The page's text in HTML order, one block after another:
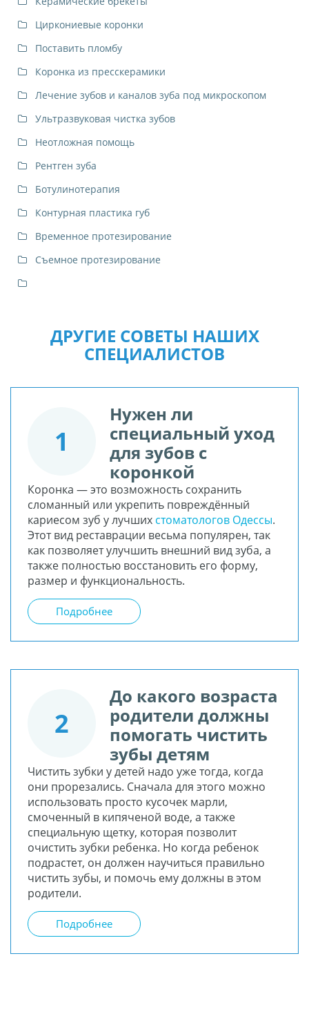
Циркониевые коронки
Поставить пломбу
Коронка из пресскерамики
Лечение зубов и каналов зуба под микроскопом
Ультразвуковая чистка зубов
Неотложная помощь
Рентген зуба
Ботулинотерапия
Контурная пластика губ
Временное протезирование
Съемное протезирование
ДРУГИЕ СОВЕТЫ НАШИХ
СПЕЦИАЛИСТОВ
1
Нужен ли
специальный уход
для зубов с
коронкой
Коронка — это возможность сохранить
сломанный или укрепить повреждённый
кариесом зуб у лучших стоматологов Одессы.
Этот вид реставрации весьма популярен, так
как позволяет улучшить внешний вид зуба, а
также полностью восстановить его форму,
размер и функциональность.
Подробнее
2
До какого возраста
родители должны
помогать чистить
зубы детям
Чистить зубки у детей надо уже тогда, когда
они прорезались. Сначала для этого можно
использовать просто кусочек марли,
смоченный в кипяченой воде, а также
специальную щетку, которая позволит
очистить зубки ребенка. Но когда ребенок
подрастет, он должен научиться правильно
чистить зубы, и помочь ему должны в этом
родители.
Подробнее